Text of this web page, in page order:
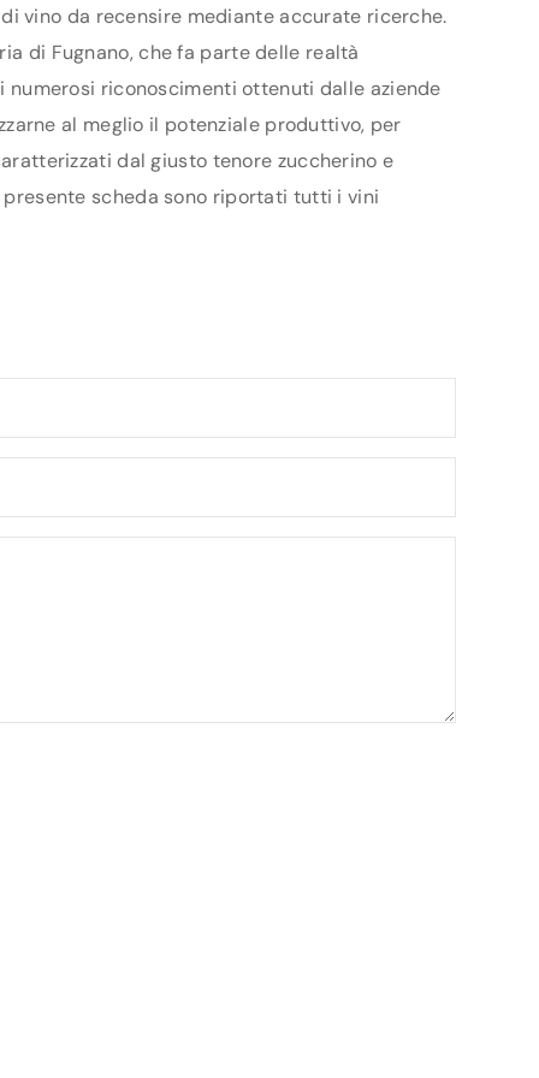
vino da recensire mediante accurate ricerche.
di Fugnano, che fa parte delle realtà
riconoscimenti ottenuti dalle aziende
al meglio il potenziale produttivo, per
dal giusto tenore zuccherino e
scheda sono riportati tutti i vini